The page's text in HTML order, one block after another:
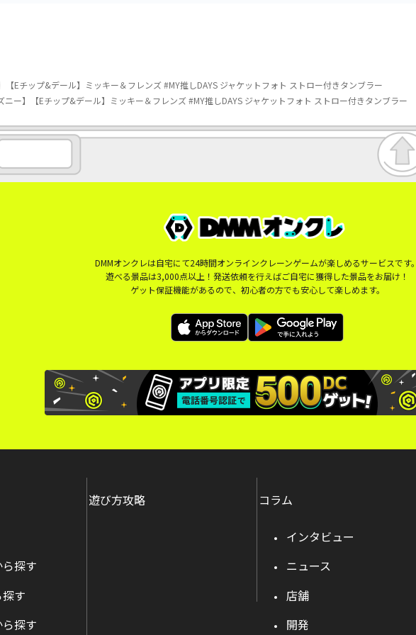
【Eチップ&デール】ミッキー＆フレンズ #MY推しDAYS ジャケットフォト ストロー付きタンブラー
ニー】【Eチップ&デール】ミッキー＆フレンズ #MY推しDAYS ジャケットフォト ストロー付きタンブラー
DMMオンクレは自宅にて24時間オンラインクレーンゲームが楽しめるサービスです
遊べる景品は3,000点以上！発送依頼を行えばご自宅に獲得した景品をお届け！
ゲット保証機能があるので、初心者の方でも安心して楽しめます。
探す
す
探す
遊び方攻略 コラム
インタビュー
ニュース
店舗
開発